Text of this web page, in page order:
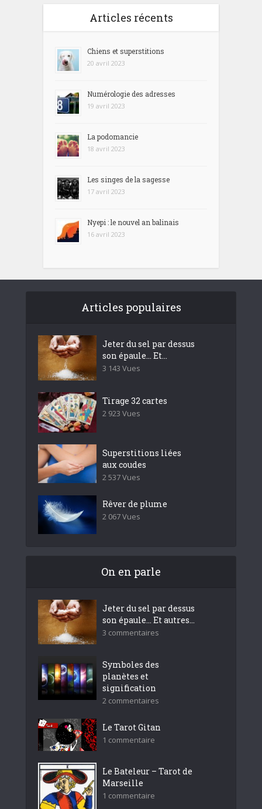
Articles récents
Chiens et superstitions
20 avril 2023
Numérologie des adresses
19 avril 2023
La podomancie
18 avril 2023
Les singes de la sagesse
17 avril 2023
Nyepi : le nouvel an balinais
16 avril 2023
Articles populaires
Jeter du sel par dessus
son épaule… Et...
3 143 Vues
Tirage 32 cartes
2 923 Vues
Superstitions liées
aux coudes
2 537 Vues
Rêver de plume
2 067 Vues
On en parle
Jeter du sel par dessus
son épaule… Et autres...
3 commentaires
Symboles des
planètes et
signification
2 commentaires
Le Tarot Gitan
1 commentaire
Le Bateleur – Tarot de
Marseille
1 commentaire